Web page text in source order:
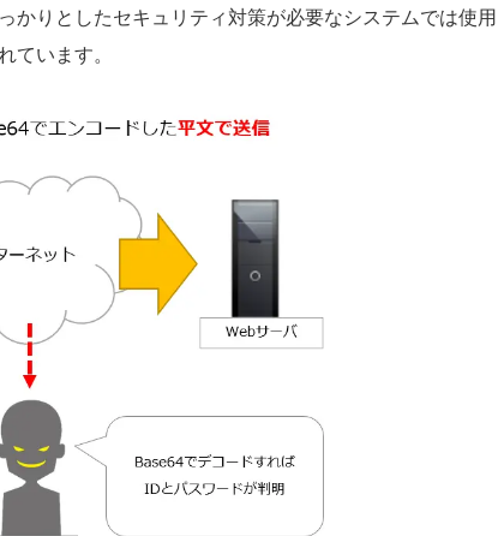
かりとしたセキュリティ対策が必要なシステムでは使用
ています。